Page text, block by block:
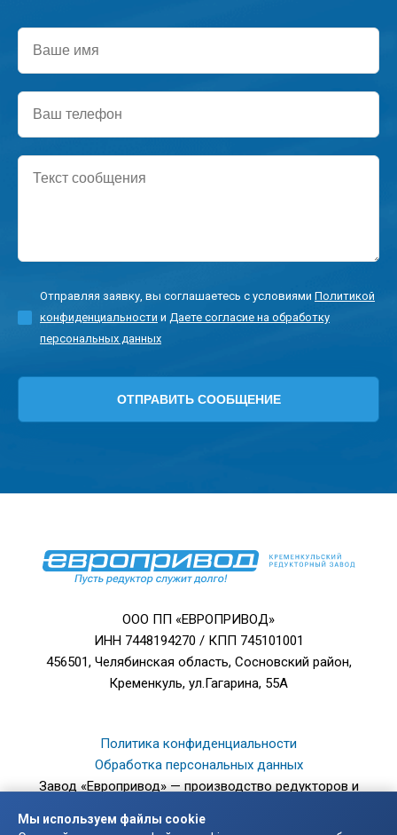
имя
телефон
сообщения
Отправляя заявку, вы соглашаетесь с условиями Политикой
конфиденциальности и Даете согласие на обработку
персональных данных
ООО ПП «ЕВРОПРИВОД»
ИНН 7448194270 / КПП 745101001
456501, Челябинская область, Сосновский район,
Кременкуль, ул.Гагарина, 55А
Политика конфиденциальности
Обработка персональных данных
Завод «Европривод» — производство редукторов и
© 2003 — 2026
Мы используем файлы cookie